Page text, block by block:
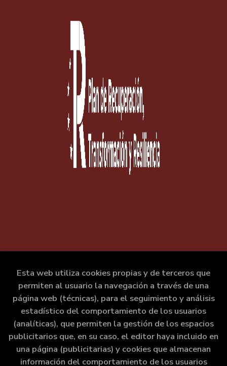
Esta web utiliza cookies propias y de terceros que
permiten al usuario la navegación a través de una
página web (técnicas), para el seguimiento y análisis
estadístico del comportamiento de los usuarios
(analíticas), que permiten la gestión de los espacios
publicitarios que, en su caso, el editor haya incluido en
una página (publicitarias) y cookies que almacenan
información del comportamiento de los usuarios